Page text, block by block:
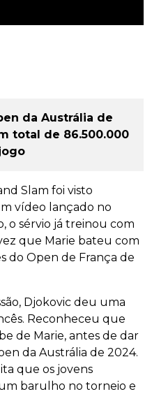
da Austrália de
total de 86.500.000
Slam foi visto
vídeo lançado no
o sérvio já treinou com
que Marie bateu com
do Open de França de
Djokovic deu uma
Reconheceu que
de Marie, antes de dar
da Austrália de 2024.
que os jovens
barulho no torneio e